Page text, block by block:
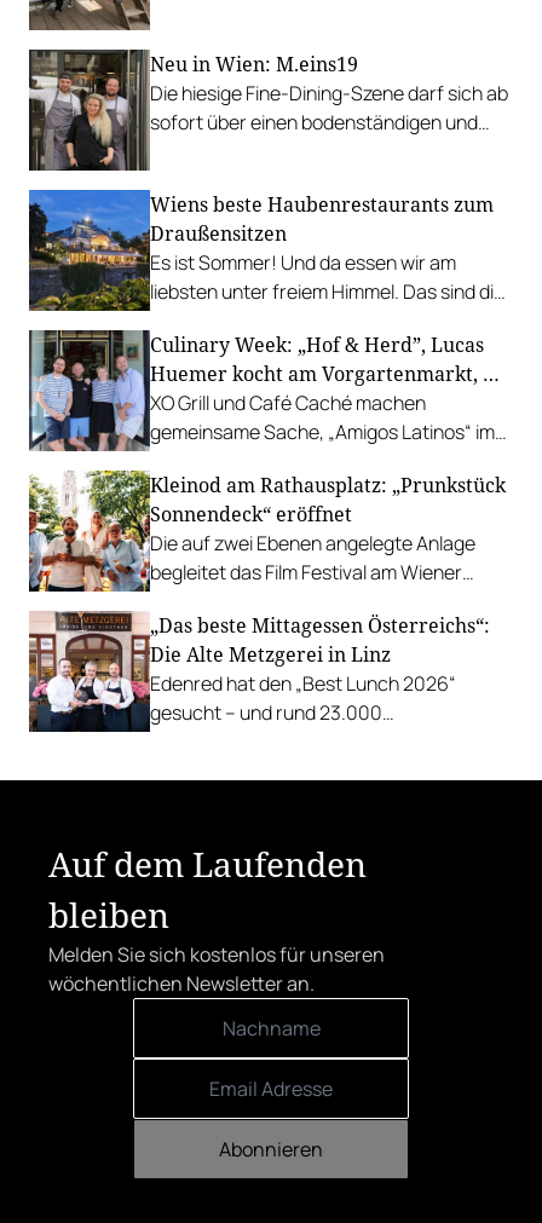
Neu in Wien: M.eins19
Die hiesige Fine-Dining-Szene darf sich ab
sofort über einen bodenständigen und
Wiens beste Haubenrestaurants zum
Draußensitzen
Es ist Sommer! Und da essen wir am
liebsten unter freiem Himmel. Das sind die
Gastgarten.
Culinary Week: „Hof & Herd”, Lucas
Huemer kocht am Vorgartenmarkt, …
XO Grill und Café Caché machen
gemeinsame Sache, „Amigos Latinos“ im
Richard Rauch kocht in der Riederalm
u.v.m.
Kleinod am Rathausplatz: „Prunkstück
Sonnendeck“ eröffnet
Die auf zwei Ebenen angelegte Anlage
begleitet das Film Festival am Wiener
mit Cocktails, Snacks und
Veranstaltungsprogramm.
„Das beste Mittagessen Österreichs“:
Die Alte Metzgerei in Linz
Edenred hat den „Best Lunch 2026“
gesucht – und rund 23.000
Auf dem Laufenden
bleiben
Melden Sie sich kostenlos für unseren
wöchentlichen Newsletter an.
Abonnieren